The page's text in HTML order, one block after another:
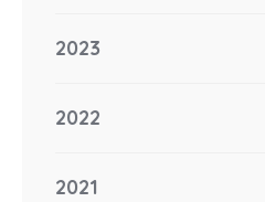
2023
2022
2021